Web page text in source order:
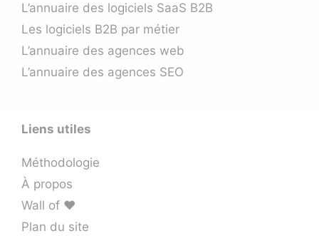
L’annuaire des logiciels SaaS B2B
Les logiciels B2B par métier
L’annuaire des agences web
L’annuaire des agences SEO
Liens utiles
Méthodologie
À propos
Wall of ❤️
Plan du site